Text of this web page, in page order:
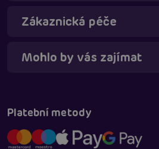
Zákaznická péče
Mohlo by vás zajímat
Platební metody
Táňa - virtuální asistentka